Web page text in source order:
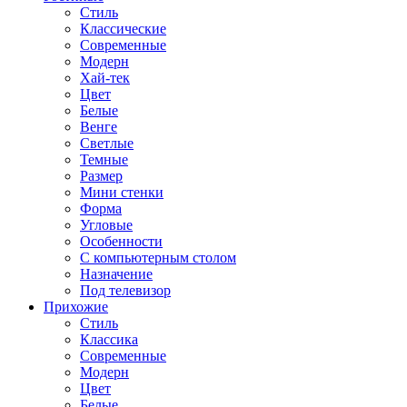
Стиль
Классические
Современные
Модерн
Хай-тек
Цвет
Белые
Венге
Светлые
Темные
Размер
Мини стенки
Форма
Угловые
Особенности
С компьютерным столом
Назначение
Под телевизор
Прихожие
Стиль
Классика
Современные
Модерн
Цвет